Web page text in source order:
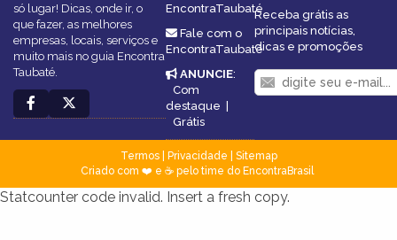
só lugar! Dicas, onde ir, o
que fazer, as melhores
empresas, locais, serviços e
muito mais no guia Encontra
Taubaté.
EncontraTaubaté
Fale com o
EncontraTaubaté
ANUNCIE:
Com
destaque |
Grátis
Receba grátis as
principais notícias,
dicas e promoções
Termos| Privacidade
Sitemap
Criado com ❤️ e ☕ pelo time do EncontraBrasil
Statcounter code invalid. Insert a fresh copy.